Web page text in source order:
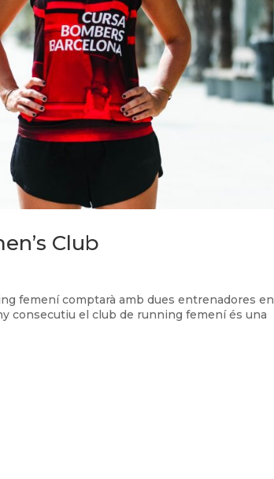
Club
femení comptarà amb dues entrenadores en
consecutiu el club de running femení és una